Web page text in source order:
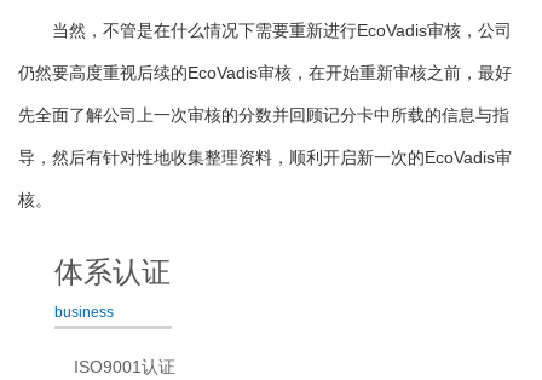
当然，不管是在什么情况下需要重新进行EcoVadis审核，公司
仍然要高度重视后续的EcoVadis审核，在开始重新审核之前，最好
先全面了解公司上一次审核的分数并回顾记分卡中所载的信息与指
导，然后有针对性地收集整理资料，顺利开启新一次的EcoVadis审
核。
体系认证
business
ISO9001认证